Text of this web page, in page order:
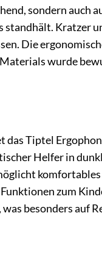
sondern auch
Kratzer
Die
wurde
Tiptel
Helfer in
zum
besonders auf